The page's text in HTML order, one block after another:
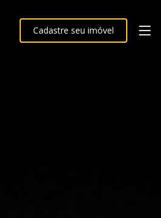
Cadastre seu imóvel